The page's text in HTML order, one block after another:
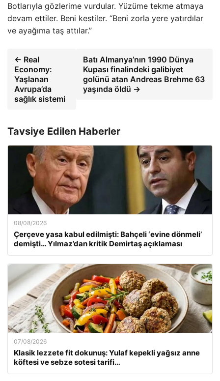
Botlarıyla gözlerime vurdular. Yüzüme tekme atmaya
devam ettiler. Beni kestiler. “Beni zorla yere yatırdılar
ve ayağıma taş attılar.”
← Real
Economy:
Yaşlanan
Avrupa’da
sağlık sistemi
Batı Almanya’nın 1990 Dünya
Kupası finalindeki galibiyet
golünü atan Andreas Brehme 63
yaşında öldü →
Tavsiye Edilen Haberler
08/08/2026
Çerçeve yasa kabul edilmişti: Bahçeli ‘evine dönmeli’
demişti… Yılmaz’dan kritik Demirtaş açıklaması
07/08/2026
Klasik lezzete fit dokunuş: Yulaf kepekli yağsız anne
köftesi ve sebze sotesi tarifi…